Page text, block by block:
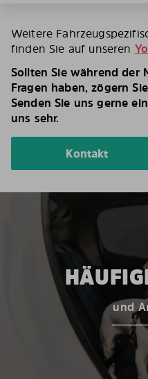
Weitere
finden Sie auf unseren
Sollten Sie während der
Fragen haben, zögern
Senden Sie uns gerne
uns sehr.
Kontakt
und